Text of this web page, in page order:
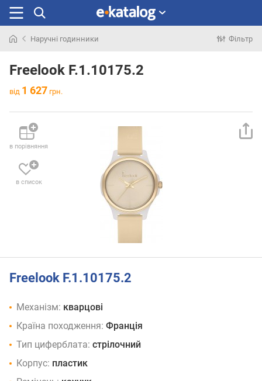
раніше
Наручні годинники Фільтр
Freelook F.1.10175.2
від 1 627 грн.
в порівняння
в список
Freelook F.1.10175.2
Механізм: кварцові
Країна походження: Франція
Тип циферблата: стрілочний
Корпус: пластик